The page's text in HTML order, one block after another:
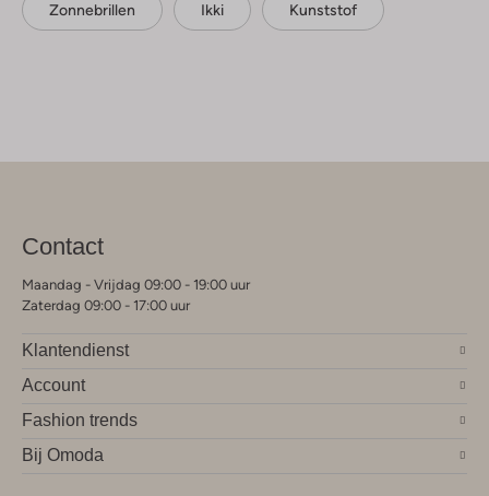
Zonnebrillen Ikki Kunststof
Contact
Maandag - Vrijdag 09:00 - 19:00 uur
Zaterdag 09:00 - 17:00 uur
Klantendienst
Account
Fashion trends
Bij Omoda